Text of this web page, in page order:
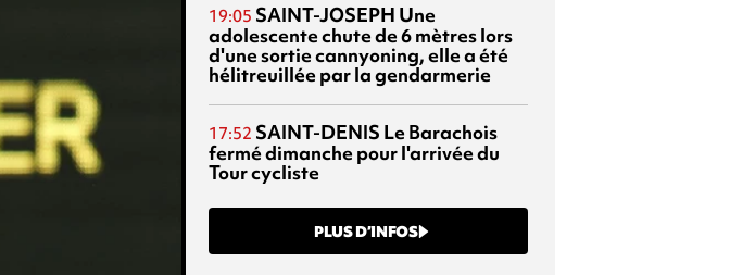
19:05 SAINT-JOSEPH Une
adolescente chute de 6 mètres lors
d'une sortie cannyoning, elle a été
hélitreuillée par la gendarmerie
17:52 SAINT-DENIS Le Barachois
fermé dimanche pour l'arrivée du
Tour cycliste
PLUS D’INFOS